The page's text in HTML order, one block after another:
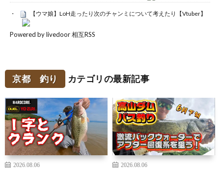
【ウマ娘】LoH走ったり次のチャンミについて考えたり【Vtuber】
Powered by livedoor 相互RSS
京都 釣り カテゴリの最新記事
2026.08.06 2026.08.06